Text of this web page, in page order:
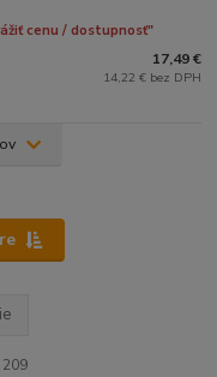
cenu / dostupnosť"
17,49 €
14,22 € bez DPH